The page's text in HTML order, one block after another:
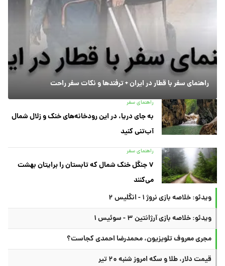
راهنمای سفر با قطار در ایران + ترفندها و نکات سفر راحت
راهنمای سفر
به جای دریا، در این رودخانه‌های خنک و زلال شمال
آب‌تنی کنید
راهنمای سفر
۷ جنگل خنک شمال که تابستان را برایتان بهشت
می‌کنند
ویدئو: خلاصه بازی نروژ ۱ - انگلیس ۲
ویدئو: خلاصه بازی آرژانتین ۳ - سوئیس ۱
مجری معروف تلویزیون، محمدرضا احمدی کجاست؟
قیمت دلار، طلا و سکه امروز شنبه ۲۰ تیر